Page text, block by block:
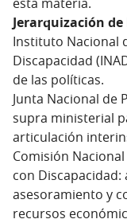
Jerarquización
Instituto Nacional
Discapacidad
de las políticas.
Junta Nacional de
supra ministerial
articulación
Comisión
con
asesoramiento y
recursos